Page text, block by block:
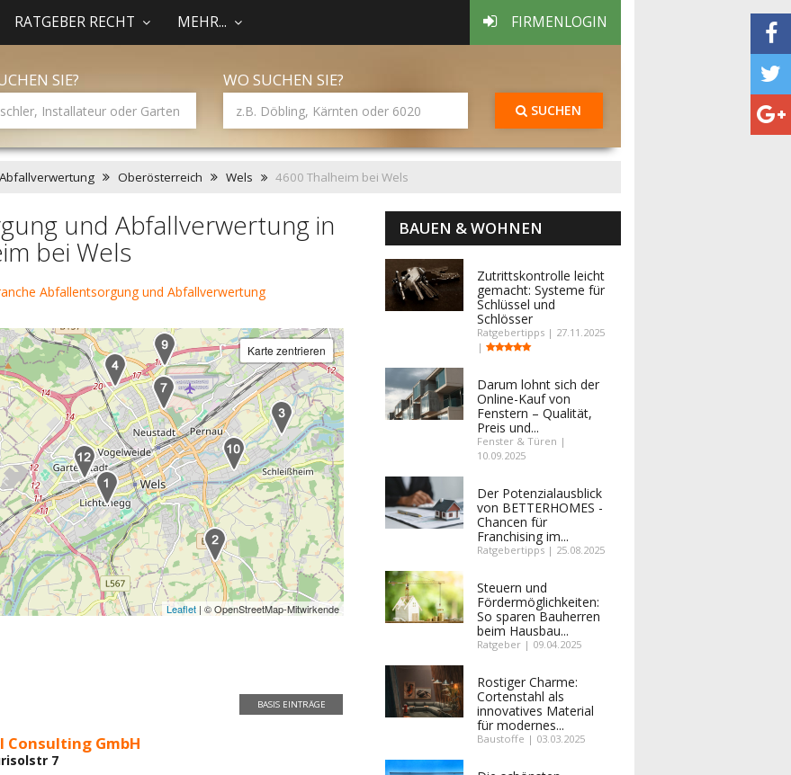
RATGEBER RECHT MEHR... FIRMENLOGIN
SIE? WO SUCHEN SIE?
SUCHEN
Oberösterreich Wels 4600 Thalheim bei Wels
und Abfallverwertung in
bei Wels
Abfallentsorgung und Abfallverwertung
Karte zentrieren
Leaflet | © OpenStreetMap-Mitwirkende
BASIS EINTRÄGE
Consulting GmbH
7
BAUEN & WOHNEN
Zutrittskontrolle leicht
gemacht: Systeme für
Schlüssel und
Schlösser
Ratgebertipps | 27.11.2025
|
Darum lohnt sich der
Online-Kauf von
Fenstern – Qualität,
Preis und...
Fenster & Türen |
10.09.2025
Der Potenzialausblick
von BETTERHOMES -
Chancen für
Franchising im...
Ratgebertipps | 25.08.2025
Steuern und
Fördermöglichkeiten:
So sparen Bauherren
beim Hausbau...
Ratgeber | 09.04.2025
Rostiger Charme:
Cortenstahl als
innovatives Material
für modernes...
Baustoffe | 03.03.2025